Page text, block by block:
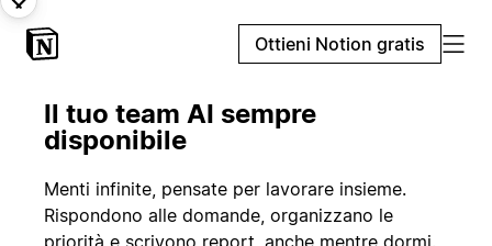
Ottieni Notion gratis
Il tuo team AI sempre
disponibile
Menti infinite, pensate per lavorare insieme.
Rispondono alle domande, organizzano le
priorità e scrivono report, anche mentre dormi.